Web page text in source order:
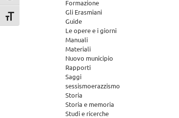
Attiva/disattiva dimensione testo
Formazione
Gli Erasmiani
Guide
Le opere e i giorni
Manuali
Materiali
Nuovo municipio
Rapporti
Saggi
sessismoerazzismo
Storia
Storia e memoria
Studi e ricerche